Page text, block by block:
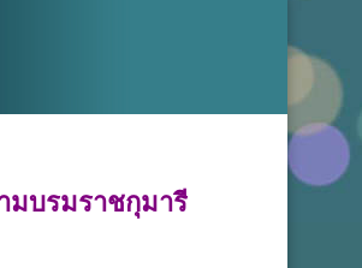
มบรมราชกุมารี